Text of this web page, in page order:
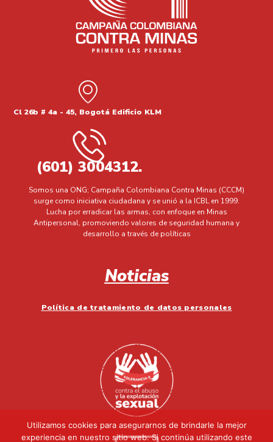
Cl 26b # 4a - 45, Bogotá Edificio KLM
(601) 3004312.
Somos una ONG; Campaña Colombiana Contra Minas (CCCM)
surge como iniciativa ciudadana y se unió a la ICBL en 1999.
Lucha por erradicar las armas, con enfoque en Minas
Antipersonal, promoviendo valores de seguridad humana y
desarrollo a través de políticas
Noticias
Política de tratamiento de datos personales
Utilizamos cookies para asegurarnos de brindarle la mejor
experiencia en nuestro sitio web. Si continúa utilizando este